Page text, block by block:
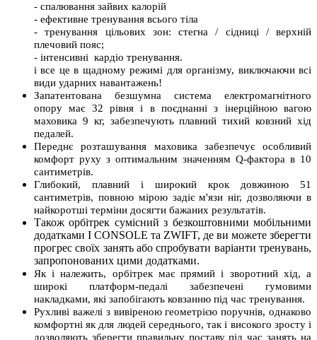
- спалювання зайвих калорій
- ефективне тренування всього тіла
- тренування цільових зон: стегна / сідниці / верхній
плечовий пояс;
- інтенсивні кардіо тренування.
і все це в щадному режимі для організму, виключаючи всі
види ударних навантажень!
Запатентована безшумна система електромагнітного
опору має 32 рівня і в поєднанні з інерційною вагою
маховика 9 кг, забезпечують плавний тихий ковзний хід
педалей.
Переднє розташування маховика забезпечує особливий
комфорт руху з оптимальним значенням Q-фактора в 10
сантиметрів.
Глибокий, плавний і широкий крок довжиною 51
сантиметрів, повною мірою задіє м'язи ніг, дозволяючи в
найкоротші терміни досягти бажаних результатів.
Також орбітрек сумісний з безкоштовними мобільними
додатками I CONSOLE та ZWIFT, де ви можете зберегти
прогрес своїх занять або спробувати варіанти тренувань,
запропонованих цими додатками.
Як і належить, орбітрек має прямий і зворотний хід, а
широкі платформ-педалі забезпечені гумовими
накладками, які запобігають ковзанню під час тренування.
Рухливі важелі з вивіреною геометрією поручнів, однаково
комфортні як для людей середнього, так і високого зросту і
дозволяють зберегти правильну поставу під час занять на